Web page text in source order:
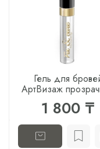
Гель для
АртВизаж
1 800 ₸